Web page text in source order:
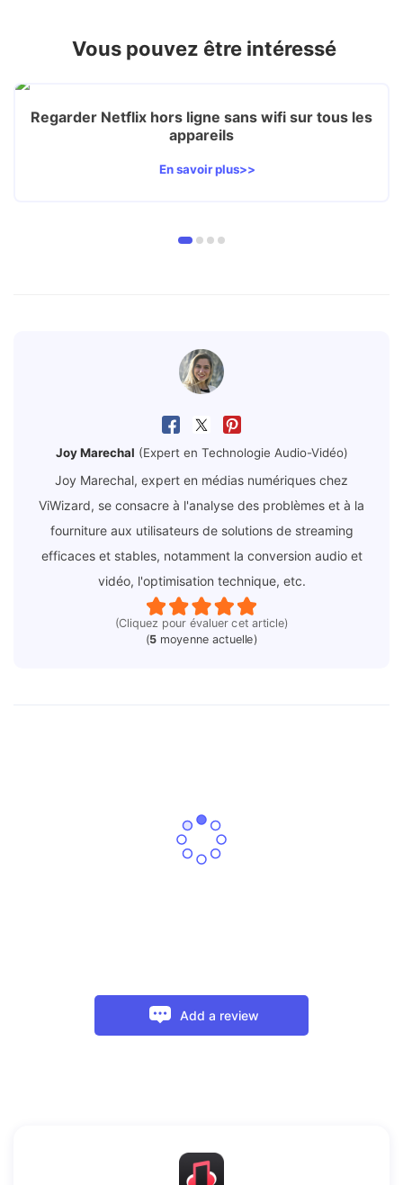
Vous pouvez être intéressé
Regarder Netflix hors ligne sans wifi sur tous les
appareils
En savoir plus>>
Joy Marechal (Expert en Technologie Audio-Vidéo)
Joy Marechal, expert en médias numériques chez
ViWizard, se consacre à l'analyse des problèmes et à la
fourniture aux utilisateurs de solutions de streaming
efficaces et stables, notamment la conversion audio et
vidéo, l'optimisation technique, etc.
(Cliquez pour évaluer cet article)
(5 moyenne actuelle)
Add a review